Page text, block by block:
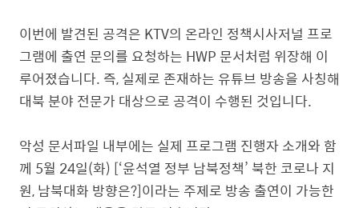
이번에 발견된 공격은 KTV의 온라인 정책시사저널 프로
그램에 출연 문의를 요청하는 HWP 문서처럼 위장해 이
루어졌습니다. 즉, 실제로 존재하는 유튜브 방송을 사칭해
대북 분야 전문가 대상으로 공격이 수행된 것입니다.
악성 문서파일 내부에는 실제 프로그램 진행자 소개와 함
께 5월 24일(화) [‘윤석열 정부 남북정책’ 북한 코로나 지
원, 남북대화 방향은?]이라는 주제로 방송 출연이 가능한